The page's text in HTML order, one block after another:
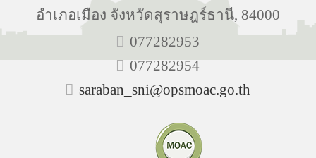
อำเภอเมือง จังหวัดสุราษฎร์ธานี, 84000
077282953
077282954
saraban_sni@opsmoac.go.th